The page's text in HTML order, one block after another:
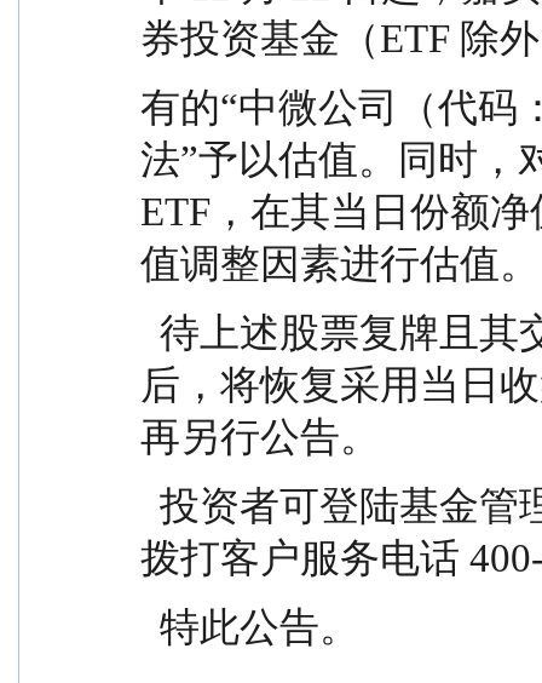
券投资基金（ETF 除
有的“中微公司（代码
法”予以估值。同时，
ETF，在其当日份额
值调整因素进行估值。
后，将恢复采用当日
再另行公告。
拨打客户服务电话
  特此公告。